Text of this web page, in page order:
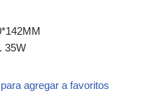
35W
agregar a favoritos